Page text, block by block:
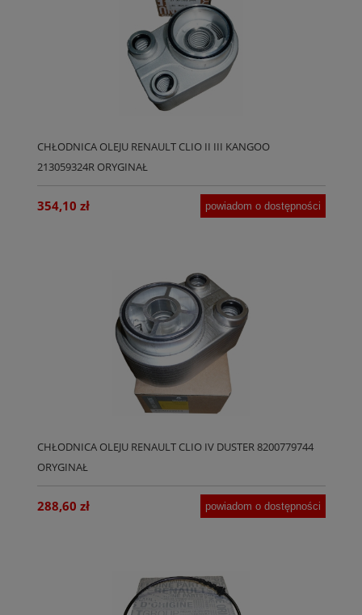
CHŁODNICA OLEJU RENAULT CLIO II III KANGOO
213059324R ORYGINAŁ
354,10 zł powiadom o dostępności
CHŁODNICA OLEJU RENAULT CLIO IV DUSTER 8200779744
ORYGINAŁ
288,60 zł powiadom o dostępności